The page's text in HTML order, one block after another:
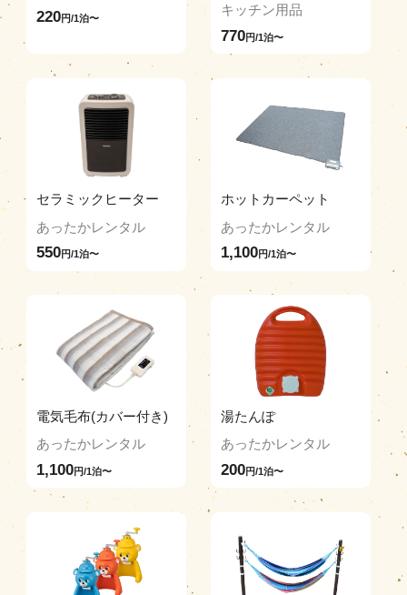
220円/1泊〜
キッチン用品
770円/1泊〜
セラミックヒーター
あったかレンタル
550円/1泊〜
ホットカーペット
あったかレンタル
1,100円/1泊〜
電気毛布(カバー付き)
あったかレンタル
1,100円/1泊〜
湯たんぽ
あったかレンタル
200円/1泊〜